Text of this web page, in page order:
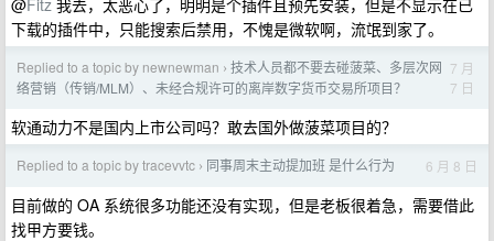
@Fitz 我去，太恶心了，明明是个插件且预先安装，但是不显示在已
下载的插件中，只能搜索后禁用，不愧是微软啊，流氓到家了。
Replied to a topic by newnewman › 技术人员都不要去碰菠菜、多层次网
络营销（传销/MLM）、未经合规许可的离岸数字货币交易所项目？
7 月
7 日
软通动力不是国内上市公司吗？敢去国外做菠菜项目的？
Replied to a topic by tracevvtc › 同事周末主动提加班 是什么行为 6 月 8 日
目前做的 OA 系统很多功能还没有实现，但是老板很着急，需要借此
找甲方要钱。